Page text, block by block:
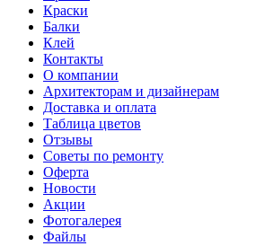
Краски
Балки
Клей
Контакты
О компании
Архитекторам и дизайнерам
Доставка и оплата
Таблица цветов
Отзывы
Советы по ремонту
Оферта
Новости
Акции
Фотогалерея
Файлы